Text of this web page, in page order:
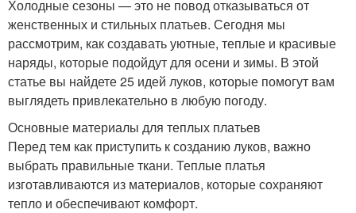
Холодные сезоны — это не повод отказываться от
женственных и стильных платьев. Сегодня мы
рассмотрим, как создавать уютные, теплые и красивые
наряды, которые подойдут для осени и зимы. В этой
статье вы найдете 25 идей луков, которые помогут вам
выглядеть привлекательно в любую погоду.
Основные материалы для теплых платьев
Перед тем как приступить к созданию луков, важно
выбрать правильные ткани. Теплые платья
изготавливаются из материалов, которые сохраняют
тепло и обеспечивают комфорт.